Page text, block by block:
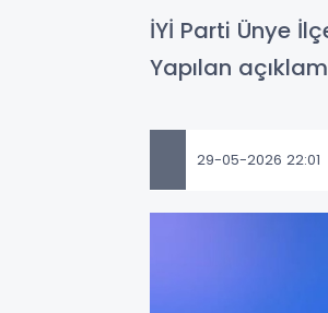
İYİ Parti Ünye
Yapılan
29-05-2026 22:01